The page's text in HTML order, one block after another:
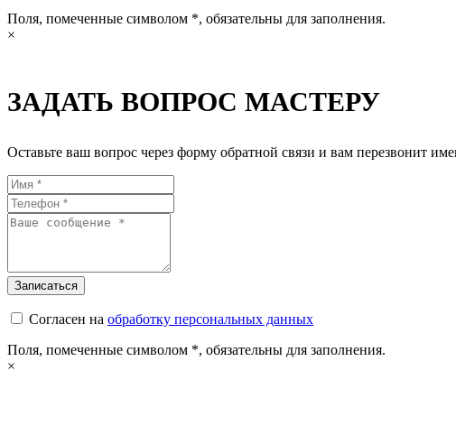
Поля, помеченные символом *, обязательны для заполнения.
×
ЗАДАТЬ ВОПРОС МАСТЕРУ
Оставьте ваш вопрос через форму обратной связи и вам перезвонит
Согласен на обработку персональных данных
Поля, помеченные символом *, обязательны для заполнения.
×